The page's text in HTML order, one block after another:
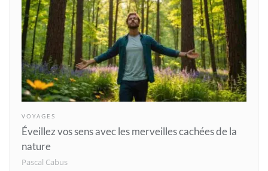
VOYAGES
Éveillez vos sens avec les merveilles cachées de la
nature
Pascal Cabus